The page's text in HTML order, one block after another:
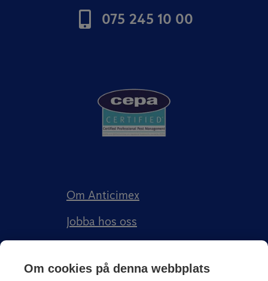
075 245 10 00
Om Anticimex
Jobba hos oss
Anticimex Försäkringar AB
Om cookies på denna webbplats